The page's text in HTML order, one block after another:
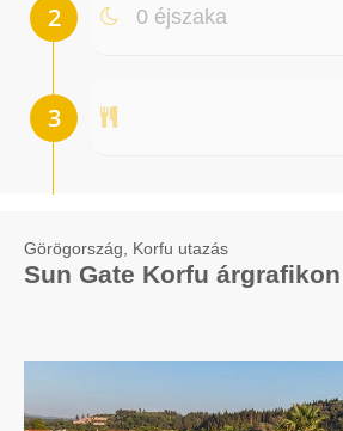
0 éjszaka
Görögország, Korfu utazás
Sun Gate Korfu árgrafikon